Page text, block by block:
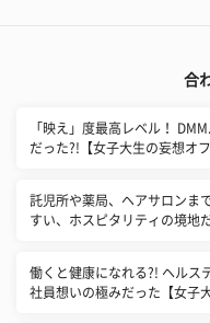
合
「映え」度最高レベル！
だった?!【女子大生の妄想オフ
託児所や薬局、ヘアサロンま
すい、ホスピタリティの境地
働くと健康になれる?! ヘルス
社員想いの極みだった【女子